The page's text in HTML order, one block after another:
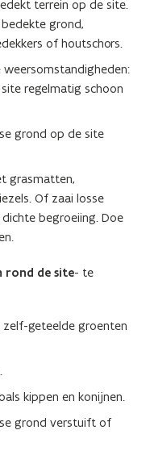
terrein op de site.
grond,
of houtschors.
weersomstandigheden:
regelmatig schoon
grond op de site
grasmatten,
Of zaai losse
begroeiing. Doe
rond de site- te
zelf-geteelde groenten
kippen en konijnen.
grond verstuift of